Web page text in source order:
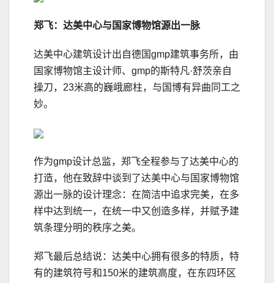
郑飞：达美中心与国家博物馆源出一脉
达美中心建筑设计出自德国gmp建筑事务所，由
国家博物馆主设计师、gmp的斯特凡·舒茨亲自
操刀，23米高的巍峨廊柱，与国博有异曲同工之
妙。
作为gmp设计总监，郑飞全程参与了达美中心的
打造，他在致辞中谈到了达美中心与国家博物馆
源出一脉的设计理念：在简洁中追求完美，在多
样中达到统一，在统一中又创造多样，并赋予建
筑条理分明的秩序之美。
郑飞最后总结说：达美中心拥有很多的特质，特
有的建筑符号和150米的建筑高度，在东四环区